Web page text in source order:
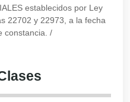
establecidos por Ley
22702 y 22973, a la fecha
constancia. /